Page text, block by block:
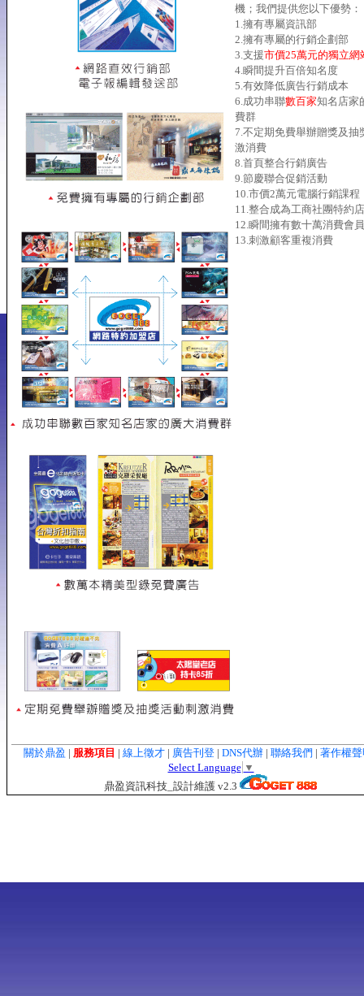
機；我們提供您以下優勢：
1.擁有專屬資訊部
2.擁有專屬的行銷企劃部
3.支援市價25萬元的獨立網
4.瞬間提升百倍知名度
5.有效降低廣告行銷成本
6.成功串聯數百家知名店家
費群
7.不定期免費舉辦贈獎及抽
激消費
8.首頁整合行銷廣告
9.節慶聯合促銷活動
10.市價2萬元電腦行銷課程
11.整合成為工商社團特約店
12.瞬間擁有數十萬消費會員
13.刺激顧客重複消費
關於鼎盈 | 服務項目 | 線上徵才 | 廣告刊登 | DNS代辦 | 聯絡我們 | 著作
Select Language ▼
鼎盈資訊科技_設計維護 v2.3